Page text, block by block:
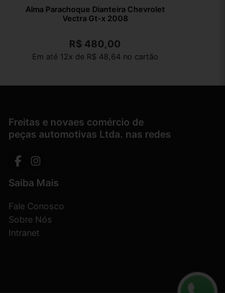
Alma Parachoque Dianteira Chevrolet
Vectra Gt-x 2008
R$ 480,00
Em até 12x de R$ 48,64 no cartão
Freitas e novaes comércio de
peças automotivas Ltda. nas redes
Saiba Mais
Fale Conosco
Sobre Nós
Intranet